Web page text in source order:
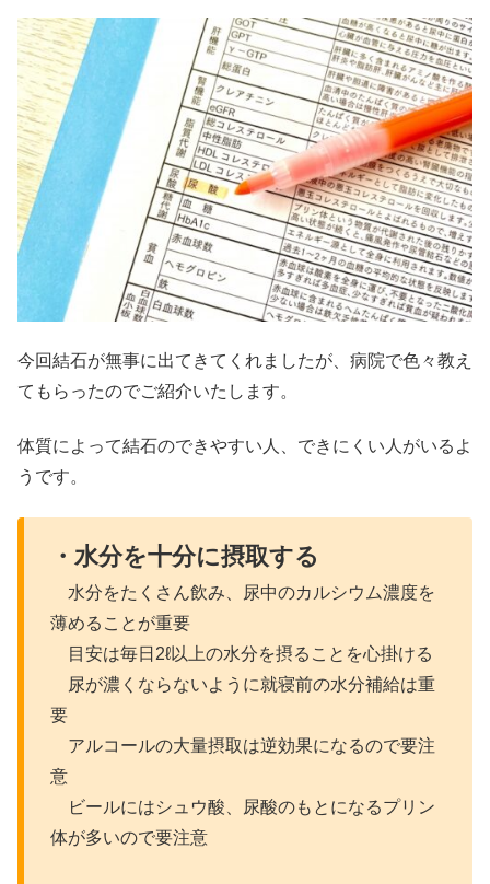
今回結石が無事に出てきてくれましたが、病院で色々教え
てもらったのでご紹介いたします。
体質によって結石のできやすい人、できにくい人がいるよ
うです。
・水分を十分に摂取する
水分をたくさん飲み、尿中のカルシウム濃度を
薄めることが重要
目安は毎日2ℓ以上の水分を摂ることを心掛ける
尿が濃くならないように就寝前の水分補給は重
要
アルコールの大量摂取は逆効果になるので要注
意
ビールにはシュウ酸、尿酸のもとになるプリン
体が多いので要注意